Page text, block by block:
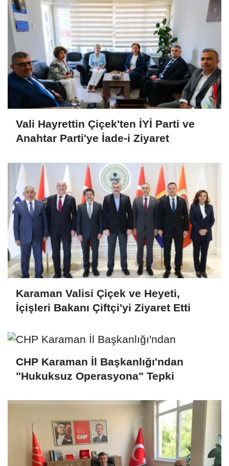
Vali Hayrettin Çiçek'ten İYİ Parti ve
Anahtar Parti'ye İade-i Ziyaret
Karaman Valisi Çiçek ve Heyeti,
İçişleri Bakanı Çiftçi'yi Ziyaret Etti
CHP Karaman İl Başkanlığı'ndan
"Hukuksuz Operasyona" Tepki